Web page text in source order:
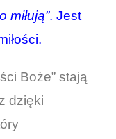
miłują”. Jest
Boże” stają
dzięki